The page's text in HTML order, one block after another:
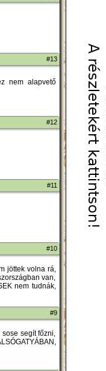
#13
nem alapvető
#12
#11
#10
jöttek volna rá,
van,
nem tudnák,
#9
segít főzni,